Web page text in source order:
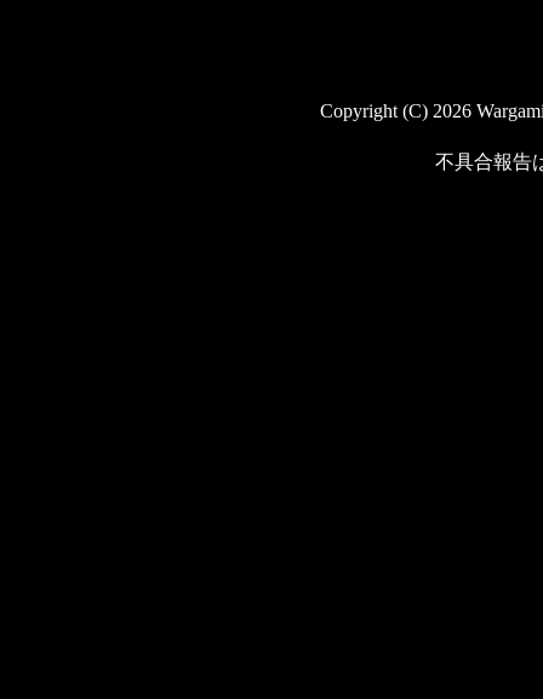
Copyright (C) 2026
不具合報告